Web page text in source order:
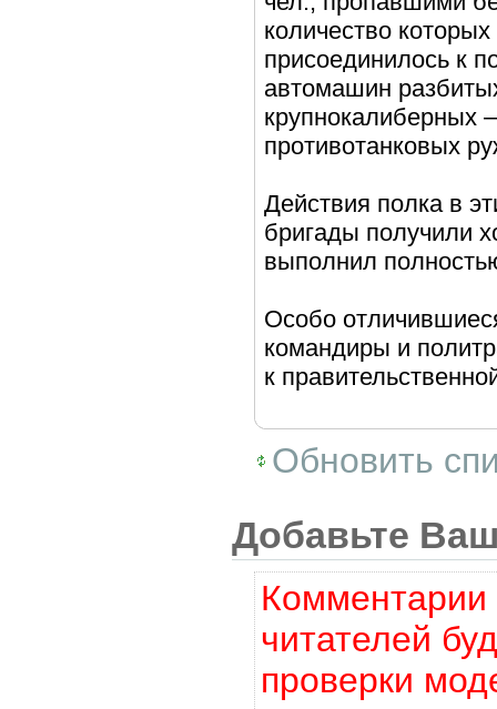
количество
присоединилось к
автомашин
крупнокалиберных
противотанковых
Действия полка в
бригады получили
выполнил
Особо
командиры и
к правительственн
Обновить
Добавьте
Комментарии
читателей
проверки